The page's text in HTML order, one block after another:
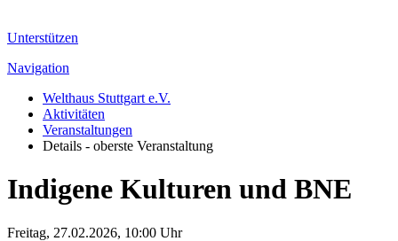
Unterstützen
Navigation
Welthaus Stuttgart e.V.
Aktivitäten
Veranstaltungen
Details - oberste Veranstaltung
Indigene Kulturen und BNE
Freitag, 27.02.2026, 10:00 Uhr